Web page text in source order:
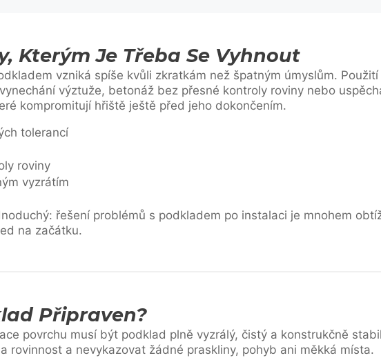
Kterým Je Třeba Se Vyhnout
vzniká spíše kvůli zkratkám než špatným úmyslům.
výztuže, betonáž bez přesné kontroly roviny nebo
kompromitují hřiště ještě před jeho dokončením.
tolerancí
roviny
vyzrátím
řešení problémů s podkladem po instalaci je mnohem
na začátku.
Připraven?
povrchu musí být podklad plně vyzrálý, čistý a konstrukčně
rovinnost a nevykazovat žádné praskliny, pohyb ani měkká místa.